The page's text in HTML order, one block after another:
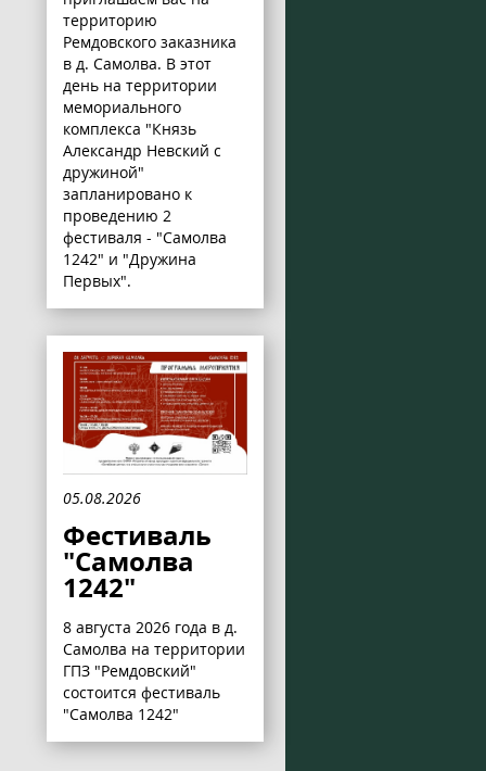
территорию
Ремдовского заказника
в д. Самолва. В этот
день на территории
мемориального
комплекса "Князь
Александр Невский с
дружиной"
запланировано к
проведению 2
фестиваля - "Самолва
1242" и "Дружина
Первых".
05.08.2026
Фестиваль
"Самолва
1242"
8 августа 2026 года в д.
Самолва на территории
ГПЗ "Ремдовский"
состоится фестиваль
"Самолва 1242"